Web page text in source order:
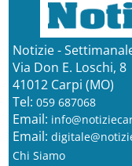
Notizie -
Via Don E. Loschi, 8
41012 Carpi (MO)
Tel: 059 687068
Email:
Email:
Chi Siamo